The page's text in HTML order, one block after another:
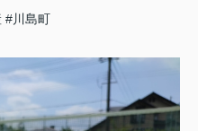
#川島町